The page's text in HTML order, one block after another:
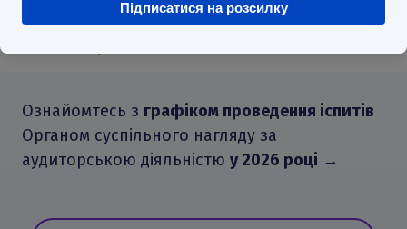
Підписатися на розсилку
повний комплект 12000 грн.
Ознайомтесь з графіком проведення іспитів
Органом суспільного нагляду за
аудиторською діяльністю у 2026 році →